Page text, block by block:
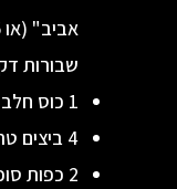
אביב" (או 5 מצות
2 כפות סוכר